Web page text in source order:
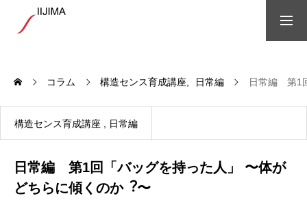
会社概要
社会貢献
コラム 構造センス育成講座 日常編 日常編 第1
構造センス育成講座 日常編
日常編 第1回「バッグを持った人」 〜体が
どちらに傾くのか︖〜